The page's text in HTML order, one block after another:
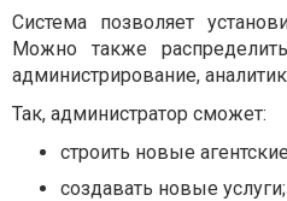
Система позволяет
Можно также
администрирование,
Так, администратор сможет:
строить новые
создавать новые услуги;